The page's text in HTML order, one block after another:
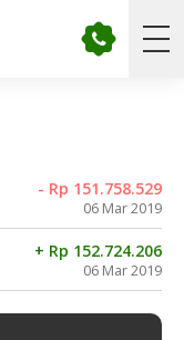
- Rp 151.758.529
06 Mar 2019
+ Rp 152.724.206
06 Mar 2019